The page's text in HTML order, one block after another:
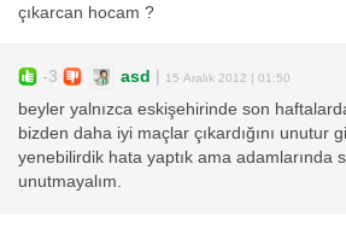
çıkarcan hocam ?
-3 asd | 15 Aralık 2012 | 01:50
beyler yalnızca eskişehirinde son
bizden daha iyi maçlar çıkardığını unutur
yenebilirdik hata yaptık ama adamlarında
unutmayalım.